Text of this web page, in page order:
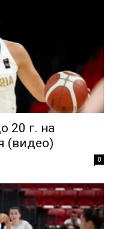
20 г. на
(видео)
0